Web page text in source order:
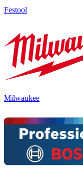
Festool
Milwaukee